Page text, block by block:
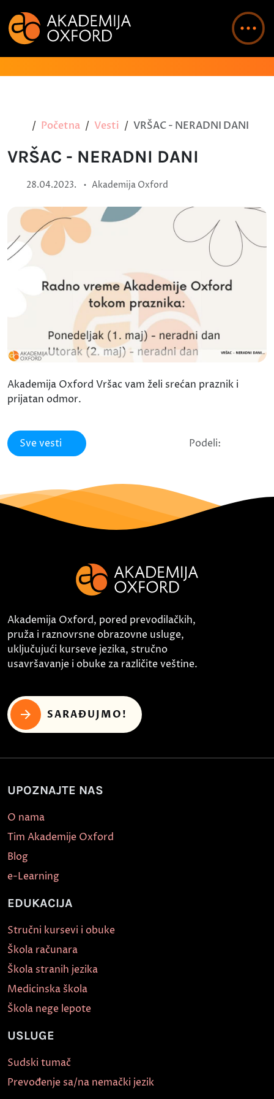
Početna Vesti VRŠAC - NERADNI DANI
VRŠAC - NERADNI DANI
28.04.2023. • Akademija Oxford
Akademija Oxford Vršac vam želi srećan praznik i
prijatan odmor.
Sve vesti Podeli:
Akademija Oxford, pored prevodilačkih,
pruža i raznovrsne obrazovne usluge,
uključujući kurseve jezika, stručno
usavršavanje i obuke za različite veštine.
SARAĐUJMO!
UPOZNAJTE NAS
O nama
Tim Akademije Oxford
Blog
e-Learning
EDUKACIJA
Stručni kursevi i obuke
Škola računara
Škola stranih jezika
Medicinska škola
Škola nege lepote
USLUGE
Sudski tumač
Prevođenje sa/na nemački jezik